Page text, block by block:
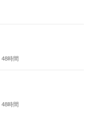
48時間
48時間